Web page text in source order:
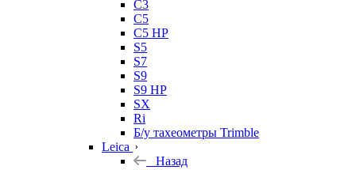
C3
C5
C5 HP
S5
S7
S9
S9 HP
SX
Ri
Б/у тахеометры Trimble
Leica
Назад